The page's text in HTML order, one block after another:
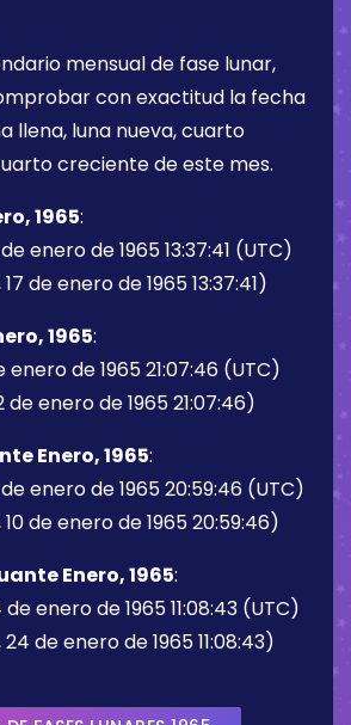
mensual de fase lunar,
con exactitud la fecha
llena, luna nueva, cuarto
creciente de este mes.
1965:
enero de 1965 13:37:41 (UTC)
de enero de 1965 13:37:41)
1965:
enero de 1965 21:07:46 (UTC)
de enero de 1965 21:07:46)
Enero, 1965:
enero de 1965 20:59:46 (UTC)
de enero de 1965 20:59:46)
Enero, 1965:
enero de 1965 11:08:43 (UTC)
de enero de 1965 11:08:43)